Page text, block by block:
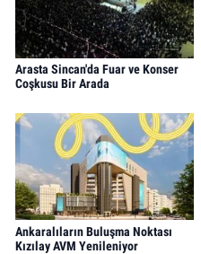
Arasta Sincan'da Fuar ve Konser
Coşkusu Bir Arada
Ankaralıların Buluşma Noktası
Kızılay AVM Yenileniyor